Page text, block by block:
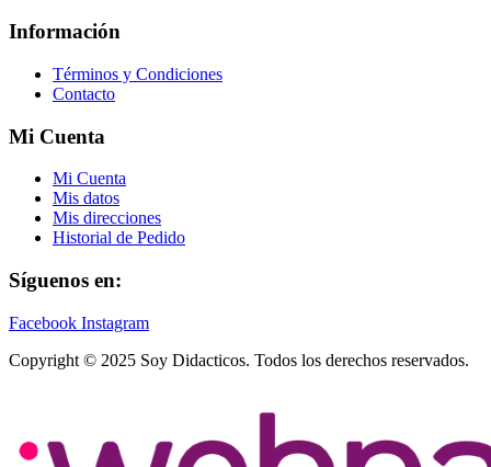
Información
Términos y Condiciones
Contacto
Mi Cuenta
Mi Cuenta
Mis datos
Mis direcciones
Historial de Pedido
Síguenos en:
Facebook Instagram
Copyright © 2025 Soy Didacticos. Todos los derechos reservados.